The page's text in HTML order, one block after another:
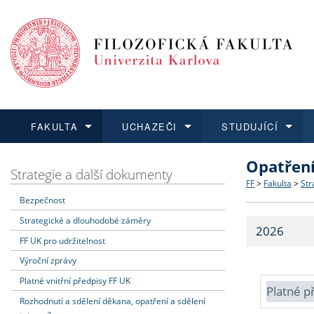
FAKULTA
Dozvědět se více
Struktura
Strategie
Fakultní
UCHAZEČI
Podat přihlášku
Co
Učitelské
STUDUJÍCÍ
Dozvědět se více
Dozvědět se více
O vědě a
Dozvědět se více
Aktuální
Strategie a další dokumenty
Bezpečnost
Strategické a dlouhodobé záměry
FF UK pro udržitelnost
Výroční zprávy
Platné vnitřní předpisy FF UK
Rozhodnutí a sdělení děkana, opatření a sdělení
FF > Fakulta >
2026
Platné